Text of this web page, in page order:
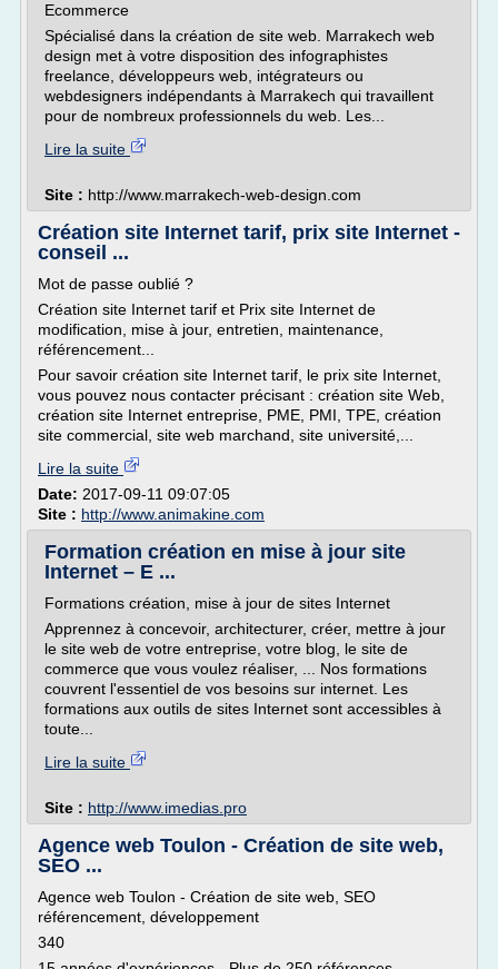
Ecommerce
Spécialisé dans la création de site web. Marrakech web
design met à votre disposition des infographistes
freelance, développeurs web, intégrateurs ou
webdesigners indépendants à Marrakech qui travaillent
pour de nombreux professionnels du web. Les...
Lire la suite
Site : http://www.marrakech-web-design.com
Création site Internet tarif, prix site Internet -
conseil ...
Mot de passe oublié ?
Création site Internet tarif et Prix site Internet de
modification, mise à jour, entretien, maintenance,
référencement...
Pour savoir création site Internet tarif, le prix site Internet,
vous pouvez nous contacter précisant : création site Web,
création site Internet entreprise, PME, PMI, TPE, création
site commercial, site web marchand, site université,...
Lire la suite
Date: 2017-09-11 09:07:05
Site : http://www.animakine.com
Formation création en mise à jour site
Internet – E ...
Formations création, mise à jour de sites Internet
Apprennez à concevoir, architecturer, créer, mettre à jour
le site web de votre entreprise, votre blog, le site de
commerce que vous voulez réaliser, ... Nos formations
couvrent l'essentiel de vos besoins sur internet. Les
formations aux outils de sites Internet sont accessibles à
toute...
Lire la suite
Site : http://www.imedias.pro
Agence web Toulon - Création de site web,
SEO ...
Agence web Toulon - Création de site web, SEO
référencement, développement
340